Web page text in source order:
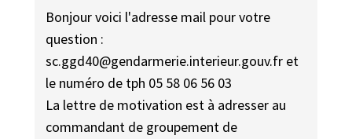
Bonjour voici l'adresse mail pour votre
question :
sc.ggd40@gendarmerie.interieur.gouv.fr et
le numéro de tph 05 58 06 56 03
La lettre de motivation est à adresser au
commandant de groupement de